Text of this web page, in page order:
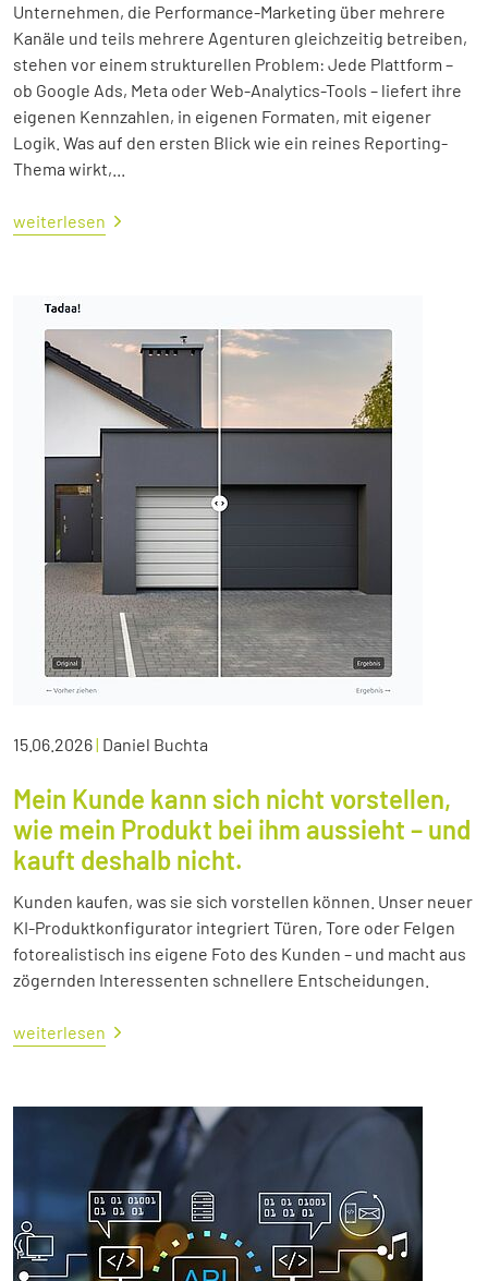
Unternehmen, die Performance-Marketing über mehrere
Kanäle und teils mehrere Agenturen gleichzeitig betreiben,
stehen vor einem strukturellen Problem: Jede Plattform –
ob Google Ads, Meta oder Web-Analytics-Tools – liefert ihre
eigenen Kennzahlen, in eigenen Formaten, mit eigener
Logik. Was auf den ersten Blick wie ein reines Reporting-
Thema wirkt,...
weiterlesen
15.06.2026| Daniel Buchta
Mein Kunde kann sich nicht vorstellen,
wie mein Produkt bei ihm aussieht – und
kauft deshalb nicht.
Kunden kaufen, was sie sich vorstellen können. Unser neuer
KI-Produktkonfigurator integriert Türen, Tore oder Felgen
fotorealistisch ins eigene Foto des Kunden – und macht aus
zögernden Interessenten schnellere Entscheidungen.
weiterlesen